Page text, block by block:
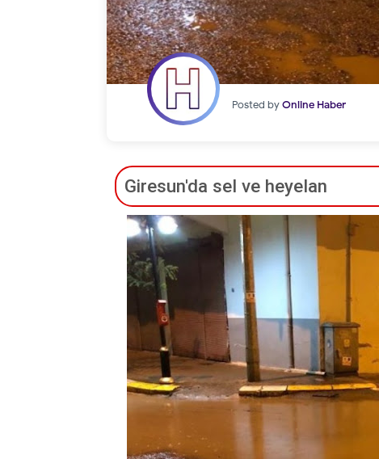
Posted byOnline Haber
Giresun'da sel ve heyelan